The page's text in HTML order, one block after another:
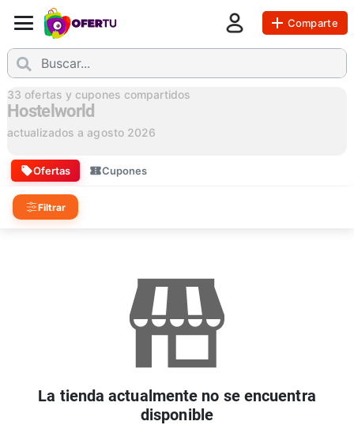
Comparte
33 ofertas y cupones compartidos
Hostelworld
actualizados a agosto 2026
Ofertas Cupones
Filtrar
La tienda actualmente no se encuentra
disponible